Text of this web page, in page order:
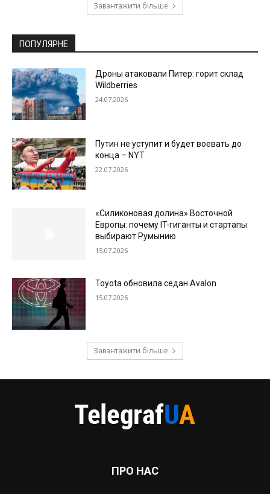
Завантажити більше
ПОПУЛЯРНЕ
Дроны атаковали Питер: горит склад
Wildberries
24.07.2026
Путин не уступит и будет воевать до
конца – NYT
22.07.2026
«Силиконовая долина» Восточной
Европы: почему IT-гиганты и стартапы
выбирают Румынию
15.07.2026
Toyota обновила седан Avalon
15.07.2026
Завантажити більше
ПРО НАС